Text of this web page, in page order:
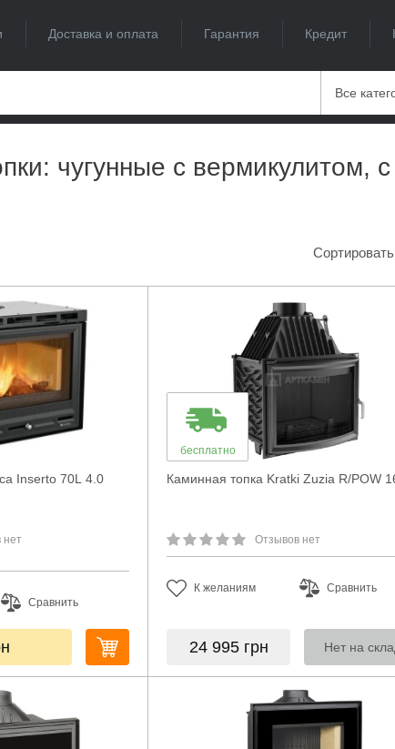
Доставка и оплата Гарантия Кредит
Все
чугунные с вермикулитом,
Сортировать
Inserto 70L 4.0
нет
Сравнить
бесплатно
Каминная топка Kratki Zuzia R/POW
Отзывов нет
К желаниям Сравнить
24 995 грн Нет на